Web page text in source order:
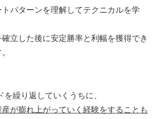
トパターンを理解してテクニカルを学
確立した後に安定勝率と利幅を獲得でき
を繰り返していくうちに、
が膨れ上がっていく経験をすることも